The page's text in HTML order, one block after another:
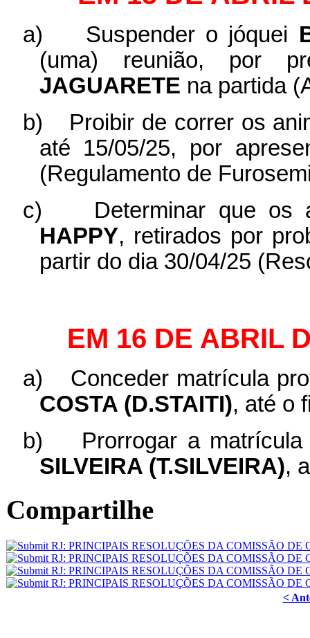
a) Suspender o jóquei
(uma) reunião, por
JAGUARETE na partida
b)
Proibir de correr os
até 15/05/25, por
(Regulamento de
c)
Determinar que os
HAPPY, retirados por
partir do dia 30/04/25
EM 16 DE ABRIL
a)
Conceder matrícula
COSTA (D.STAITI), até o
b)
Prorrogar a
SILVEIRA (T.SILVEIRA),
Compartilhe
<